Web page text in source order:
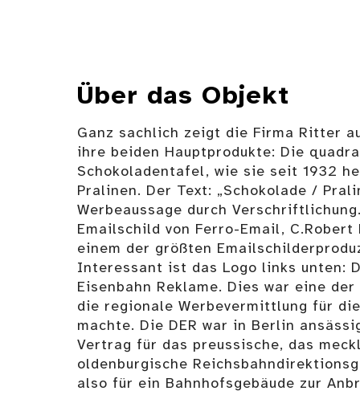
Über das Objekt
Ganz sachlich zeigt die Firma Ritter
ihre beiden Hauptprodukte: Die
Schokoladentafel, wie sie seit 1932
Pralinen. Der Text: „Schokolade /
Werbeaussage durch
Emailschild von Ferro-Email,
einem der größten
Interessant ist das Logo links unten:
Eisenbahn Reklame. Dies war eine
die regionale Werbevermittlung für
machte. Die DER war in Berlin
Vertrag für das preussische, das
oldenburgische
also für ein Bahnhofsgebäude zur